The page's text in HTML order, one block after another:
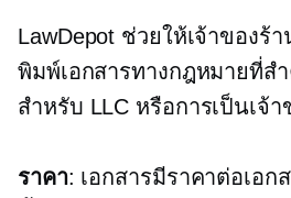
LawDepot ช่วยให้เจ้าของร้
พิมพ์เอกสารทางกฎหมายที่ส
สำหรับ LLC หรือการเป็นเจ้า
ราคา: เอกสารมีราคาต่อเอ